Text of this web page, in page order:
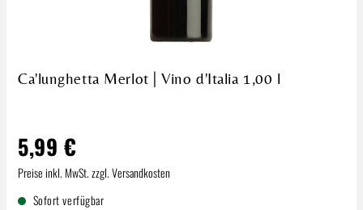
Ca'lunghetta Merlot | Vino d'Italia 1,00 l
5,99 €
Regulärer Preis:
Preise inkl. MwSt. zzgl. Versandkosten
Sofort verfügbar